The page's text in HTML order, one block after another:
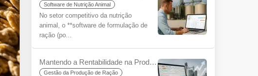
Software de Nutrição Animal
No setor competitivo da nutrição
animal, o **software de formulação de
ração (po...
Mantendo a Rentabilidade na Produção de Ração em uma Era de Incerteza: A Importância Estratégica do Software de Formulação de Rações
Gestão da Produção de Ração